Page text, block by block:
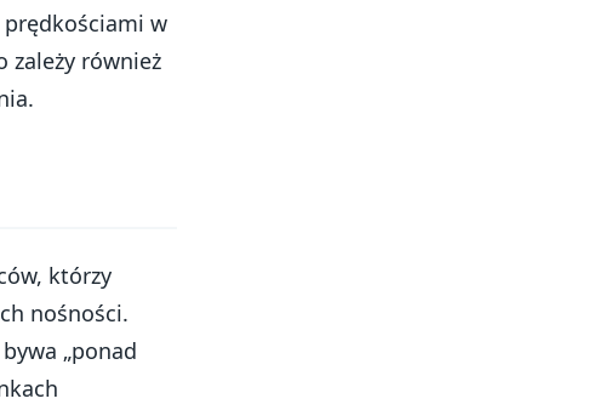
prędkościami w
zależy również
którzy
nośności.
„ponad